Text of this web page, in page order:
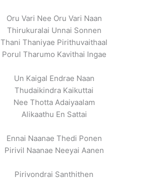
Oru Vari Nee Oru Vari Naan
Thirukuralai Unnai Sonnen
Thani Thaniyae Pirithuvaithaal
Porul Tharumo Kavithai Ingae
Un Kaigal Endrae Naan
Thudaikindra Kaikuttai
Nee Thotta Adaiyaalam
Alikaathu En Sattai
Ennai Naanae Thedi Ponen
Pirivil Naanae Neeyai Aanen
Pirivondrai Santhithen